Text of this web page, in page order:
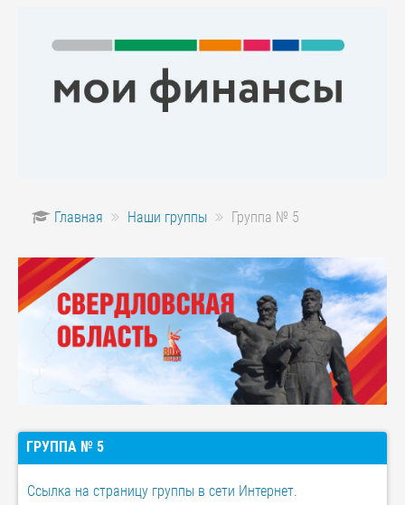
Главная Наши группы Группа № 5
ГРУППА № 5
Ссылка на страницу группы в сети Интернет.